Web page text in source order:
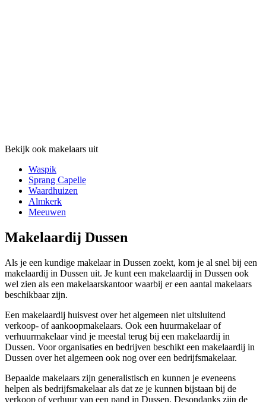
Bekijk ook makelaars uit
Waspik
Sprang Capelle
Waardhuizen
Almkerk
Meeuwen
Makelaardij Dussen
Als je een kundige makelaar in Dussen zoekt, kom je al snel bij een
makelaardij in Dussen uit. Je kunt een makelaardij in Dussen ook
wel zien als een makelaarskantoor waarbij er een aantal makelaars
beschikbaar zijn.
Een makelaardij huisvest over het algemeen niet uitsluitend
verkoop- of aankoopmakelaars. Ook een huurmakelaar of
verhuurmakelaar vind je meestal terug bij een makelaardij in
Dussen. Voor organisaties en bedrijven beschikt een makelaardij in
Dussen over het algemeen ook nog over een bedrijfsmakelaar.
Bepaalde makelaars zijn generalistisch en kunnen je eveneens
helpen als bedrijfsmakelaar als dat ze je kunnen bijstaan bij de
verkoop of verhuur van een pand in Dussen. Desondanks zijn de